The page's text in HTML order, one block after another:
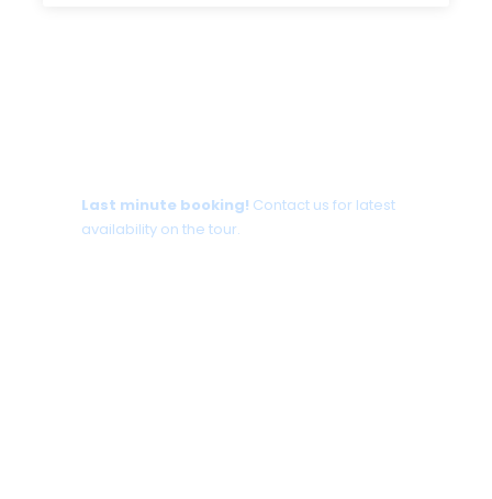
Last minute booking! Contact us for latest
availability on the tour.